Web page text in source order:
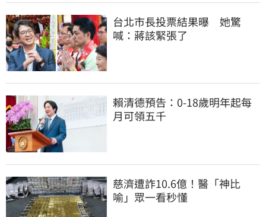
台北市長投票結果曝　她驚
喊：蔣該緊張了
賴清德預告：0-18歲明年起每
月可領五千
慈濟遭詐10.6億！醫「神比
喻」眾一看秒懂